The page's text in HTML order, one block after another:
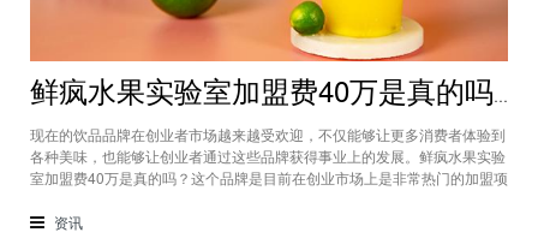
鲜疯水果实验室加盟费40万是真的吗？根本没有传言中那么多！
现在的饮品品牌在创业者市场越来越受欢迎，不仅能够让更多消费者体验到
各种美味，也能够让创业者通过这些品牌获得事业上的发展。鲜疯水果实验
室加盟费40万是真的吗？这个品牌是目前在创业市场上是非常热门的加盟项
比较好的印象，比较低廉的鲜疯水果实验室加盟用也成为了众多创业者青睐
资讯